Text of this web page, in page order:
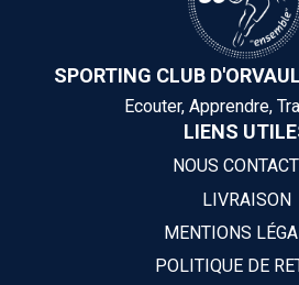
SPORTING CLUB
Ecouter, Apprendre,
LIENS
NOUS
LIVRAISON
MENTIONS
POLITIQUE DE